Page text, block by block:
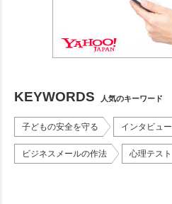
KEYWORDS 人気のキーワード
子どもの安全を守る インタビュー
ビジネスメールの作法 心理テスト